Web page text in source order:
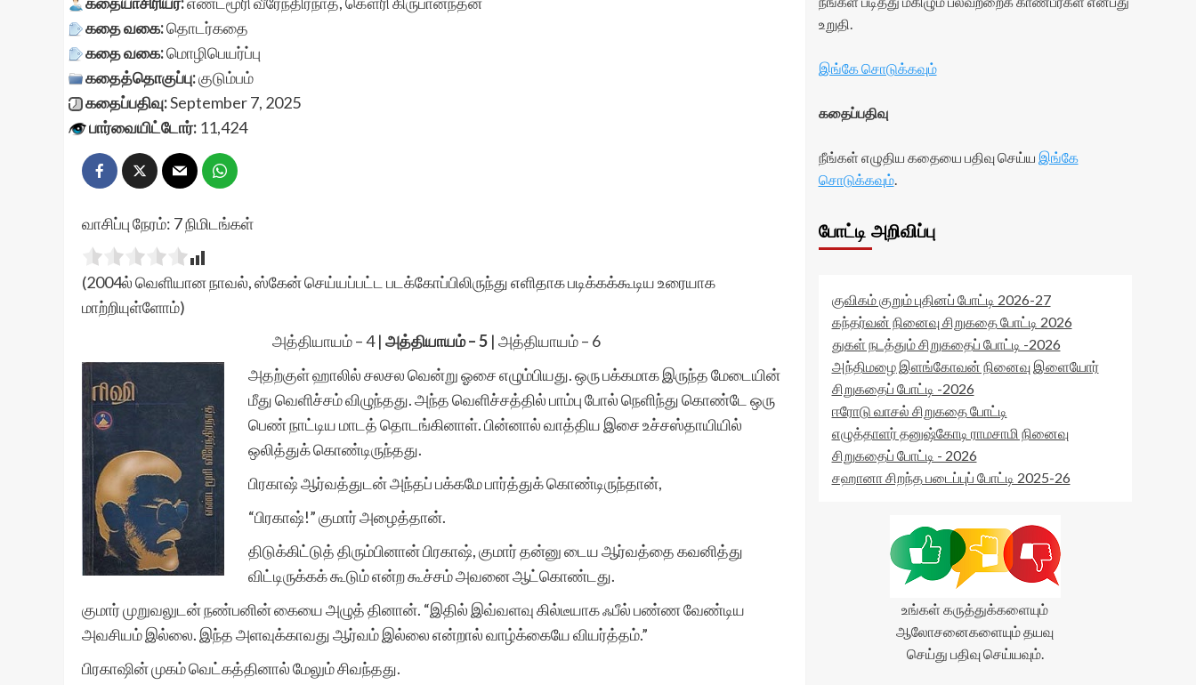
கதை வகை:தொடர்கதை
கதை வகை:மொழிபெயர்ப்பு
கதைத்தொகுப்பு:குடும்பம்
கதைப்பதிவு:September 7, 2025
பார்வையிட்டோர்: 11,424
வாசிப்பு நேரம்: 7நிமிடங்கள்
(2004ல் வெளியான நாவல், ஸ்கேன் செய்யப்பட்ட படக்கோப்பிலிருந்து எளிதாக படிக்கக்கூடிய உரையாக
மாற்றியுள்ளோம்)
அத்தியாயம் – 4|அத்தியாயம் – 5 |அத்தியாயம் – 6
அதற்குள் ஹாலில் சலசல வென்று ஓசை எழும்பியது. ஒரு பக்கமாக இருந்த மேடையின்
மீது வெளிச்சம் விழுந்தது. அந்த வெளிச்சத்தில் பாம்பு போல் நெளிந்து கொண்டே ஒரு
பெண் நாட்டிய மாடத் தொடங்கினாள். பின்னால் வாத்திய இசை உச்சஸ்தாயியில்
ஒலித்துக் கொண்டிருந்தது.
பிரகாஷ் ஆர்வத்துடன் அந்தப் பக்கமே பார்த்துக் கொண்டிருந்தான்,
“பிரகாஷ்!” குமார் அழைத்தான்.
திடுக்கிட்டுத் திரும்பினான் பிரகாஷ், குமார் தன்னு டைய ஆர்வத்தை கவனித்து
விட்டிருக்கக் கூடும் என்ற கூச்சம் அவனை ஆட்கொண்டது.
குமார் முறுவலுடன் நண்பனின் கையை அழுத் தினான். “இதில் இவ்வளவு கில்டீயாக ஃபீல் பண்ண வேண்டிய
அவசியம் இல்லை. இந்த அளவுக்காவது ஆர்வம் இல்லை என்றால் வாழ்க்கையே வியர்த்தம்.”
பிரகாஷின் முகம் வெட்கத்தினால் மேலும் சிவந்தது.
உறுதி.
இங்கே சொடுக்கவும்
கதைப்பதிவு
நீங்கள் எழுதிய கதையை பதிவு செய்ய இங்கே
சொடுக்கவும்.
போட்டி அறிவிப்பு
குவிகம் குறும் புதினப் போட்டி 2026-27
கந்தர்வன் நினைவு சிறுகதை போட்டி 2026
துகள் நடத்தும் சிறுகதைப் போட்டி -2026
அந்திமழை இளங்கோவன் நினைவு இளையோர்
சிறுகதைப் போட்டி -2026
ஈரோடு வாசல் சிறுகதை போட்டி
எழுத்தாளர் தனுஷ்கோடி ராமசாமி நினைவு
சிறுகதைப் போட்டி - 2026
சஹானா சிறந்த படைப்புப் போட்டி 2025-26
உங்கள் கருத்துக்களையும்
ஆலோசனைகளையும் தயவு
செய்து பதிவு செய்யவும்.